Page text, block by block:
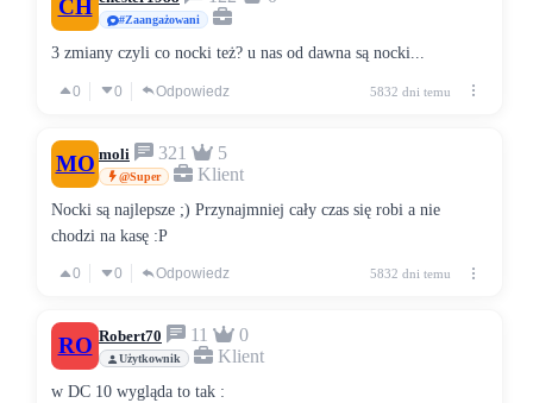
CH
#Zaangażowani
3 zmiany czyli co nocki też? u nas od dawna są nocki...
0 0 Odpowiedz 5832 dni temu
MO moli 321 5
@Super Klient
Nocki są najlepsze ;) Przynajmniej cały czas się robi a nie
chodzi na kasę :P
0 0 Odpowiedz 5832 dni temu
RO Robert70 11 0
Użytkownik Klient
w DC 10 wygląda to tak :